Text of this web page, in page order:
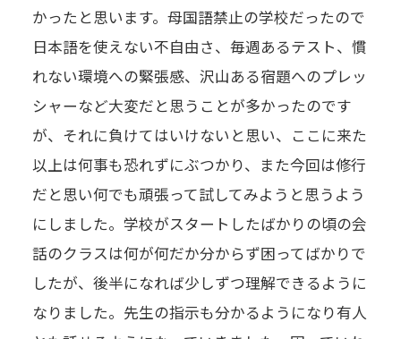
かったと思います。母国語禁止の学校だったので
日本語を使えない不自由さ、毎週あるテスト、慣
れない環境への緊張感、沢山ある宿題へのプレッ
シャーなど大変だと思うことが多かったのです
が、それに負けてはいけないと思い、ここに来た
以上は何事も恐れずにぶつかり、また今回は修行
だと思い何でも頑張って試してみようと思うよう
にしました。学校がスタートしたばかりの頃の会
話のクラスは何が何だか分からず困ってばかりで
したが、後半になれば少しずつ理解できるように
なりました。先生の指示も分かるようになり有人